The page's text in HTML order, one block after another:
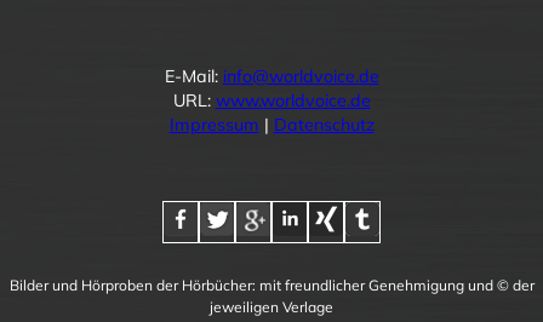
E-Mail: info@worldvoice.de
URL: www.worldvoice.de
Impressum | Datenschutz
Bilder und Hörproben der Hörbücher: mit freundlicher Genehmigung und © der
jeweiligen Verlage